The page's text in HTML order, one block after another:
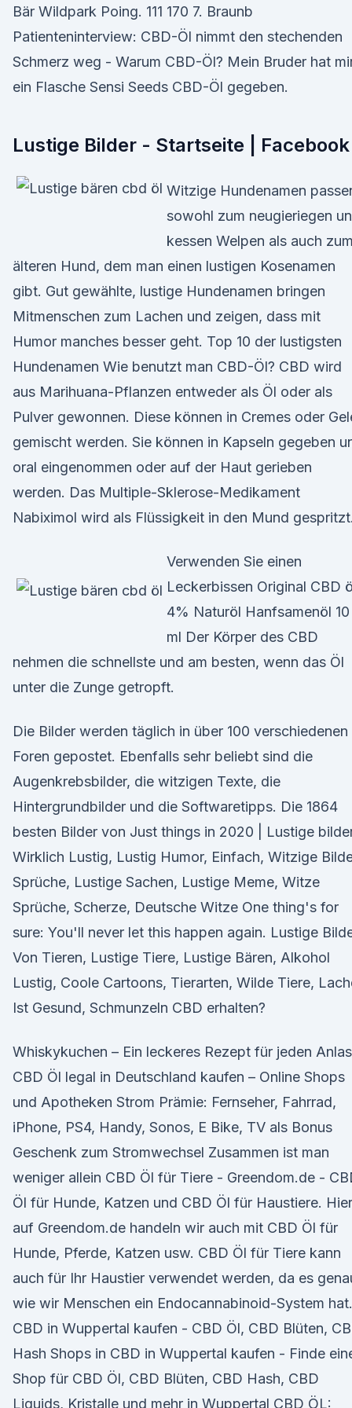
Bär Wildpark Poing. 111 170 7. Braunb
Patienteninterview: CBD-Öl nimmt den stechenden
Schmerz weg - Warum CBD-Öl? Mein Bruder hat
ein Flasche Sensi Seeds CBD-Öl gegeben.
Lustige Bilder - Startseite | Facebook
Witzige Hundenamen
sowohl zum neugieriegen
kessen Welpen als auch zum
älteren Hund, dem man einen lustigen Kosenamen
gibt. Gut gewählte, lustige Hundenamen bringen
Mitmenschen zum Lachen und zeigen, dass mit
Humor manches besser geht. Top 10 der lustigsten
Hundenamen Wie benutzt man CBD-Öl? CBD wird
aus Marihuana-Pflanzen entweder als Öl oder als
Pulver gewonnen. Diese können in Cremes oder
gemischt werden. Sie können in Kapseln gegeben
oral eingenommen oder auf der Haut gerieben
werden. Das Multiple-Sklerose-Medikament
Nabiximol wird als Flüssigkeit in den Mund gespritzt.
Verwenden Sie einen
Leckerbissen Original CBD
4% Naturöl Hanfsamenöl 10
ml Der Körper des CBD
nehmen die schnellste und am besten, wenn das Öl
unter die Zunge getropft.
Die Bilder werden täglich in über 100 verschiedenen
Foren gepostet. Ebenfalls sehr beliebt sind die
Augenkrebsbilder, die witzigen Texte, die
Hintergrundbilder und die Softwaretipps. Die 1864
besten Bilder von Just things in 2020 | Lustige
Wirklich Lustig, Lustig Humor, Einfach, Witzige
Sprüche, Lustige Sachen, Lustige Meme, Witze
Sprüche, Scherze, Deutsche Witze One thing's for
sure: You'll never let this happen again. Lustige
Von Tieren, Lustige Tiere, Lustige Bären, Alkohol
Lustig, Coole Cartoons, Tierarten, Wilde Tiere,
Ist Gesund, Schmunzeln CBD erhalten?
Whiskykuchen – Ein leckeres Rezept für jeden
CBD Öl legal in Deutschland kaufen – Online Shops
und Apotheken Strom Prämie: Fernseher, Fahrrad,
iPhone, PS4, Handy, Sonos, E Bike, TV als Bonus
Geschenk zum Stromwechsel Zusammen ist man
weniger allein CBD Öl für Tiere - Greendom.de -
Öl für Hunde, Katzen und CBD Öl für Haustiere. Hier
auf Greendom.de handeln wir auch mit CBD Öl für
Hunde, Pferde, Katzen usw. CBD Öl für Tiere kann
auch für Ihr Haustier verwendet werden, da es
wie wir Menschen ein Endocannabinoid-System hat.
CBD in Wuppertal kaufen - CBD Öl, CBD Blüten,
Hash Shops in CBD in Wuppertal kaufen - Finde
Shop für CBD Öl, CBD Blüten, CBD Hash, CBD
Liquids, Kristalle und mehr in Wuppertal CBD ÖL: